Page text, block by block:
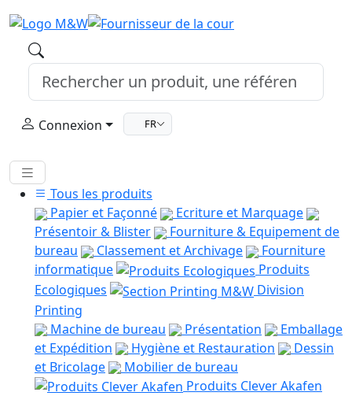
Connexion FR
Tous les produits
Papier et Façonné
Ecriture et Marquage
Présentoir & Blister
Fourniture & Equipement de
bureau
Classement et Archivage
Fourniture
informatique
Produits
Ecologiques
Division
Printing
Machine de bureau
Présentation
Emballage
et Expédition
Hygiène et Restauration
Dessin
et Bricolage
Mobilier de bureau
Produits Clever Akafen